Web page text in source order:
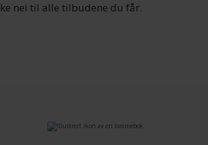
nei til alle tilbudene du får.